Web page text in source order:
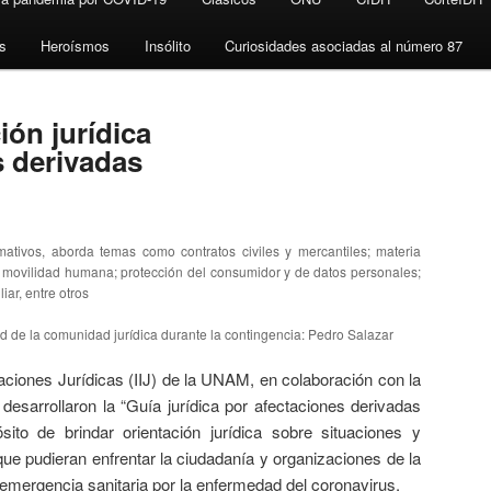
Heroísmos Insólito Curiosidades asociadas al número 87
jurídica
derivadas
aborda temas como contratos civiles y mercantiles; materia
humana; protección del consumidor y de datos personales;
entre otros
la comunidad jurídica durante la contingencia: Pedro Salazar
Jurídicas (IIJ) de la UNAM, en colaboración con la
la “Guía jurídica por afectaciones derivadas
de brindar orientación jurídica sobre situaciones y
pudieran enfrentar la ciudadanía y organizaciones de la
sanitaria por la enfermedad del coronavirus.